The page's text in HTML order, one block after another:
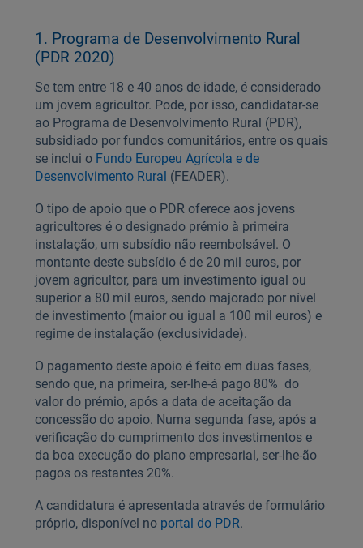
1. Programa de Desenvolvimento Rural
(PDR 2020)
Se tem entre 18 e 40 anos de idade, é considerado
um jovem agricultor. Pode, por isso, candidatar-se
ao Programa de Desenvolvimento Rural (PDR),
subsidiado por fundos comunitários, entre os quais
se inclui o Fundo Europeu Agrícola e de
Desenvolvimento Rural (FEADER).
O tipo de apoio que o PDR oferece aos jovens
agricultores é o designado prémio à primeira
instalação, um subsídio não reembolsável. O
montante deste subsídio é de 20 mil euros, por
jovem agricultor, para um investimento igual ou
superior a 80 mil euros, sendo majorado por nível
de investimento (maior ou igual a 100 mil euros) e
regime de instalação (exclusividade).
O pagamento deste apoio é feito em duas fases,
sendo que, na primeira, ser-lhe-á pago 80% do
valor do prémio, após a data de aceitação da
concessão do apoio. Numa segunda fase, após a
verificação do cumprimento dos investimentos e
da boa execução do plano empresarial, ser-lhe-ão
pagos os restantes 20%.
A candidatura é apresentada através de formulário
próprio, disponível no portal do PDR.